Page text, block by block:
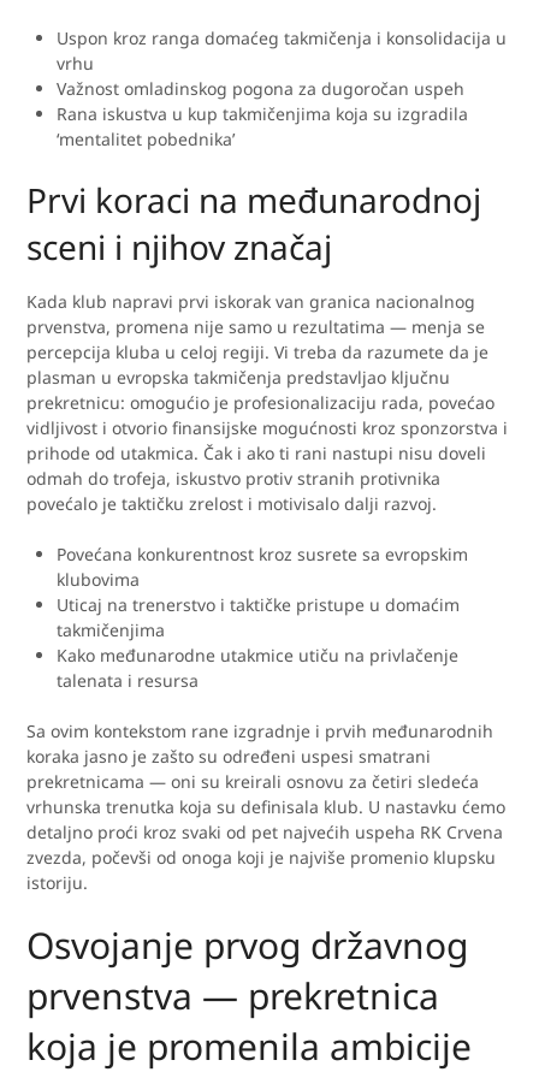
Uspon kroz ranga domaćeg takmičenja i konsolidacija u
vrhu
Važnost omladinskog pogona za dugoročan uspeh
Rana iskustva u kup takmičenjima koja su izgradila
‘mentalitet pobednika’
Prvi koraci na međunarodnoj
sceni i njihov značaj
Kada klub napravi prvi iskorak van granica nacionalnog
prvenstva, promena nije samo u rezultatima — menja se
percepcija kluba u celoj regiji. Vi treba da razumete da je
plasman u evropska takmičenja predstavljao ključnu
prekretnicu: omogućio je profesionalizaciju rada, povećao
vidljivost i otvorio finansijske mogućnosti kroz sponzorstva i
prihode od utakmica. Čak i ako ti rani nastupi nisu doveli
odmah do trofeja, iskustvo protiv stranih protivnika
povećalo je taktičku zrelost i motivisalo dalji razvoj.
Povećana konkurentnost kroz susrete sa evropskim
klubovima
Uticaj na trenerstvo i taktičke pristupe u domaćim
takmičenjima
Kako međunarodne utakmice utiču na privlačenje
talenata i resursa
Sa ovim kontekstom rane izgradnje i prvih međunarodnih
koraka jasno je zašto su određeni uspesi smatrani
prekretnicama — oni su kreirali osnovu za četiri sledeća
vrhunska trenutka koja su definisala klub. U nastavku ćemo
detaljno proći kroz svaki od pet najvećih uspeha RK Crvena
zvezda, počevši od onoga koji je najviše promenio klupsku
istoriju.
Osvojanje prvog državnog
prvenstva — prekretnica
koja je promenila ambicije